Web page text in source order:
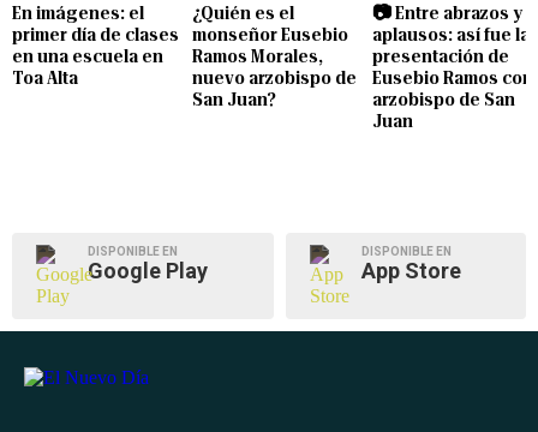
En imágenes: el
primer día de clases
en una escuela en
Toa Alta
¿Quién es el
monseñor Eusebio
Ramos Morales,
nuevo arzobispo de
San Juan?
📷 Entre abrazos y
aplausos: así fue la
presentación de
Eusebio Ramos
arzobispo de San
Juan
DISPONIBLE EN
Google Play
DISPONIBLE EN
App Store